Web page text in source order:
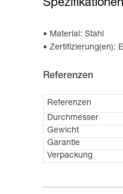
Spezifikationen
Material: Stahl
Zertifizierung(en):
Referenzen
Referenzen
Durchmesser
Gewicht
Garantie
Verpackung